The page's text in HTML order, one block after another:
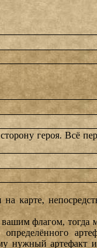
героя. Всё
карте,
флагом, тогда
нужный артефакт